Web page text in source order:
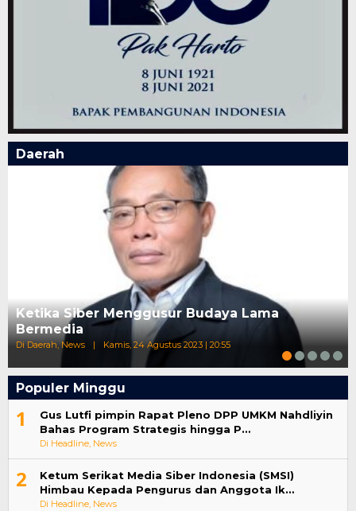
Daerah
Ketika Siber Menggusur Budaya Lama
Bermedia
Di Daerah, News | Kamis, 24 Agustus 2023 | 20:55
Populer Minggu
1
Gus Lutfi pimpin Rapat Pleno DPP UMKM Nahdliyin
Bahas Program Strategis hingga P…
Di Headline, News
2
Ketum Serikat Media Siber Indonesia (SMSI)
Himbau Kepada Pengurus dan Anggota Ik…
Di Headline, News